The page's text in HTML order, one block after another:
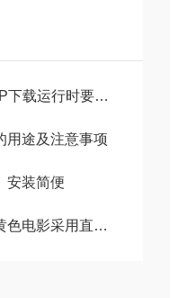
时要满足哪些要求?
用途及注意事项
安装简便
采用直联式结构